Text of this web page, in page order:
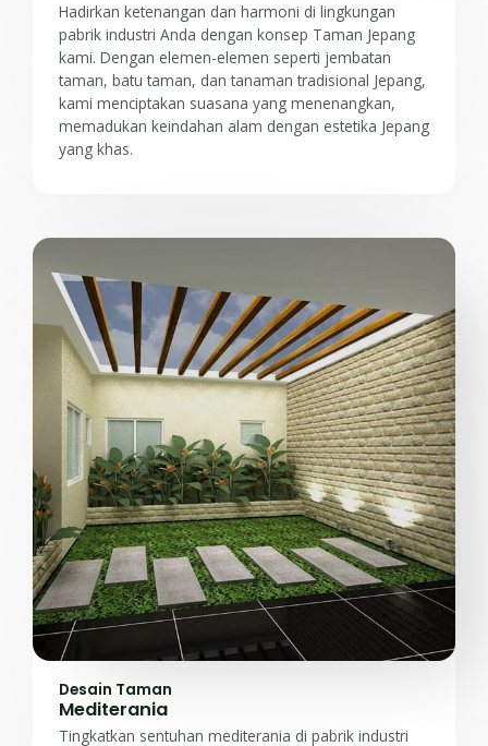
Hadirkan ketenangan dan harmoni di lingkungan
pabrik industri Anda dengan konsep Taman Jepang
kami. Dengan elemen-elemen seperti jembatan
taman, batu taman, dan tanaman tradisional Jepang,
kami menciptakan suasana yang menenangkan,
memadukan keindahan alam dengan estetika Jepang
yang khas.
Desain Taman
Mediterania
Tingkatkan sentuhan mediterania di pabrik industri